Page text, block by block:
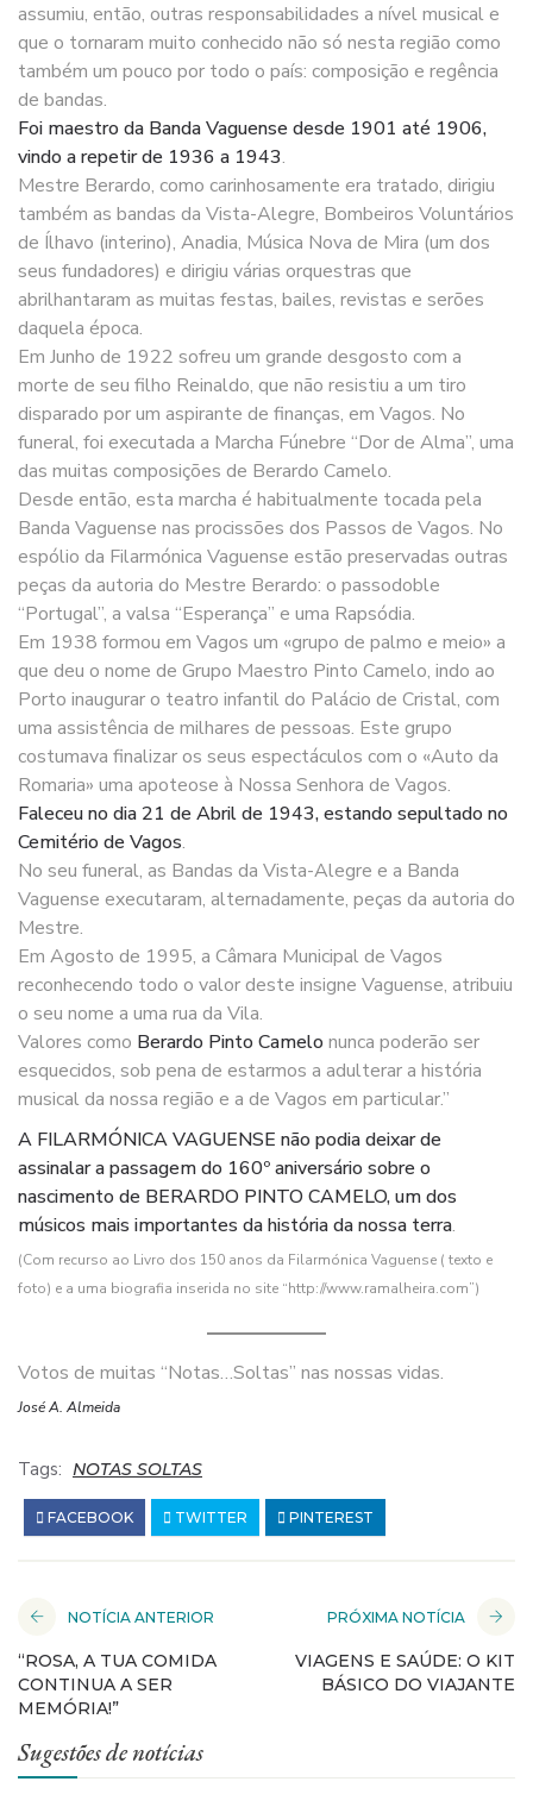
assumiu, então, outras responsabilidades a nível musical e
que o tornaram muito conhecido não só nesta região como
também um pouco por todo o país: composição e regência
de bandas.
Foi maestro da Banda Vaguense desde 1901 até 1906,
vindo a repetir de 1936 a 1943.
Mestre Berardo, como carinhosamente era tratado, dirigiu
também as bandas da Vista-Alegre, Bombeiros Voluntários
de Ílhavo (interino), Anadia, Música Nova de Mira (um dos
seus fundadores) e dirigiu várias orquestras que
abrilhantaram as muitas festas, bailes, revistas e serões
daquela época.
Em Junho de 1922 sofreu um grande desgosto com a
morte de seu filho Reinaldo, que não resistiu a um tiro
disparado por um aspirante de finanças, em Vagos. No
funeral, foi executada a Marcha Fúnebre “Dor de Alma”, uma
das muitas composições de Berardo Camelo.
Desde então, esta marcha é habitualmente tocada pela
Banda Vaguense nas procissões dos Passos de Vagos. No
espólio da Filarmónica Vaguense estão preservadas outras
peças da autoria do Mestre Berardo: o passodoble
“Portugal”, a valsa “Esperança” e uma Rapsódia.
Em 1938 formou em Vagos um «grupo de palmo e meio» a
que deu o nome de Grupo Maestro Pinto Camelo, indo ao
Porto inaugurar o teatro infantil do Palácio de Cristal, com
uma assistência de milhares de pessoas. Este grupo
costumava finalizar os seus espectáculos com o «Auto da
Romaria» uma apoteose à Nossa Senhora de Vagos.
Faleceu no dia 21 de Abril de 1943, estando sepultado no
Cemitério de Vagos.
No seu funeral, as Bandas da Vista-Alegre e a Banda
Vaguense executaram, alternadamente, peças da autoria do
Mestre.
Em Agosto de 1995, a Câmara Municipal de Vagos
reconhecendo todo o valor deste insigne Vaguense, atribuiu
o seu nome a uma rua da Vila.
Valores como Berardo Pinto Camelo nunca poderão ser
esquecidos, sob pena de estarmos a adulterar a história
musical da nossa região e a de Vagos em particular.”
A FILARMÓNICA VAGUENSE não podia deixar de
assinalar a passagem do 160º aniversário sobre o
nascimento de BERARDO PINTO CAMELO, um dos
músicos mais importantes da história da nossa terra.
(Com recurso ao Livro dos 150 anos da Filarmónica Vaguense ( texto e
foto) e a uma biografia inserida no site “http://www.ramalheira.com”)
Votos de muitas “Notas…Soltas” nas nossas vidas.
José A. Almeida
Tags: NOTAS SOLTAS
FACEBOOK TWITTER PINTEREST
NOTÍCIA ANTERIOR
“ROSA, A TUA COMIDA
CONTINUA A SER
MEMÓRIA!”
PRÓXIMA NOTÍCIA
VIAGENS E SAÚDE: O KIT
BÁSICO DO VIAJANTE
Sugestões de notícias